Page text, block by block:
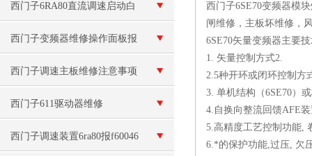
西门子6RA80直流调速启动白
屏故障维修（现场检测）
西门子变频器维修操作面板报
警“E”故障
西门子调速主板维修注意事项
西门子611驱动器维修
西门子调速装置6ra80报f60046
西门子6SE70变频器模
闸维修，主板坏维修，
6SE70矢量变频器主要
1. 矢量控制方式2.
2.5种开环或闭环控制方
3. 单机结构（6SE70）
4.自换向整流回馈AFE
5.高精度工艺控制功能,
6.*的保护功能,过压, 欠